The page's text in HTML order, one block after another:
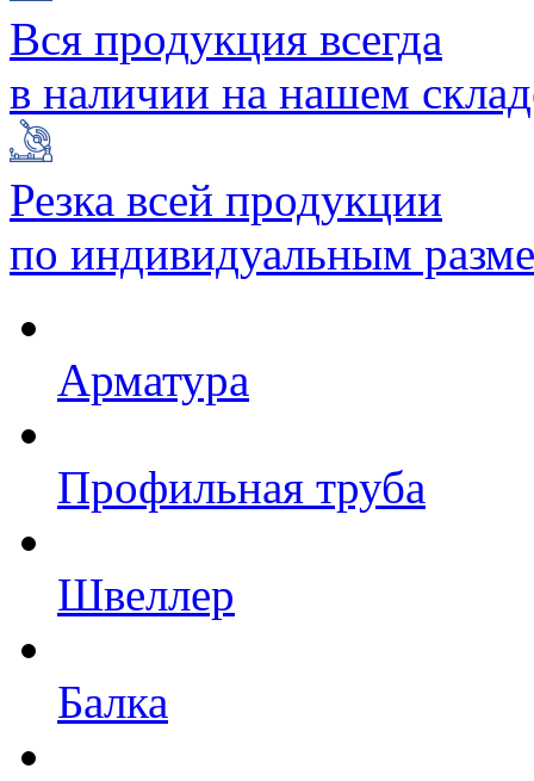
Вся продукция всегда
в наличии на нашем
Резка всей продукции
по индивидуальным
Арматура
Профильная труба
Швеллер
Балка